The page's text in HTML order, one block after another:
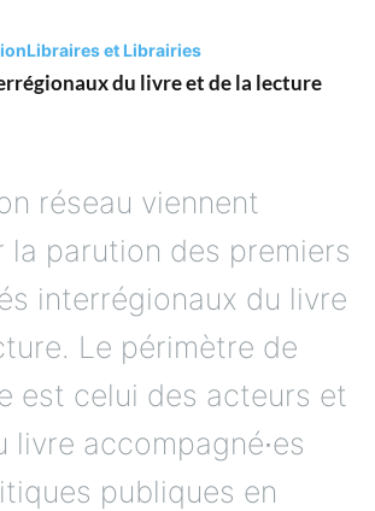
Libraires et Librairies
du livre et de la lecture
réseau viennent
la parution des premiers
interrégionaux du livre
Le périmètre de
est celui des acteurs et
livre accompagné∙es
publiques en